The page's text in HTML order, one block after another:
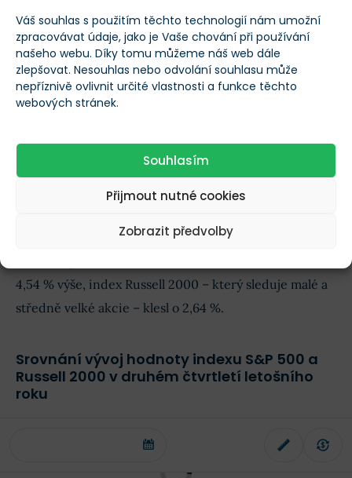
Váš souhlas s použitím těchto technologií nám umožní
zpracovávat údaje, jako je Vaše chování při používání
našeho webu. Díky tomu můžeme náš web dále
zlepšovat. Nesouhlas nebo odvolání souhlasu může
nepříznivě ovlivnit určité vlastnosti a funkce těchto
webových stránek.
Souhlasím
Přijmout nutné cookies
Zobrazit předvolby
To znamená, že rozptyl, který sleduje, jak moc se
výnosy jednotlivých akcií liší od průměru, se stal do
značné míry měřítkem hrstky vítězů oproti stovkám
zaostávajících.
Zbytek trhu vypadá jako protipól
těchto několika obřích technologických
Ve druhém čtvrtletí roku 2024, kdy velké
4,54 % výše, index Russell 2000 – který sleduje malé a
středně velké akcie – klesl o 2,64 %.
Srovnání vývoj hodnoty indexu S&P 500 a
Russell 2000 v druhém čtvrtletí letošního
roku